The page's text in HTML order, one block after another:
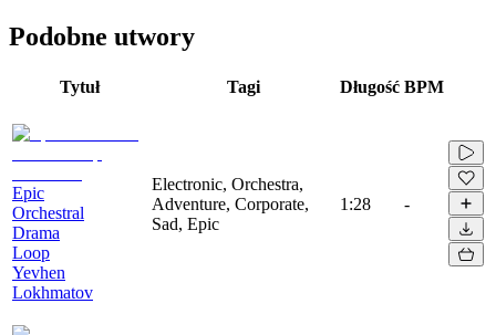
Podobne utwory
Tytuł Tagi Długość BPM
Epic
Orchestral
Drama
Loop
Yevhen
Lokhmatov
Electronic, Orchestra,
Adventure, Corporate,
Sad, Epic
1:28 -